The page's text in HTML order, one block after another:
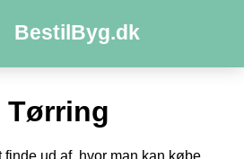
BestilByg.dk
Tørring
finde ud af, hvor man kan købe